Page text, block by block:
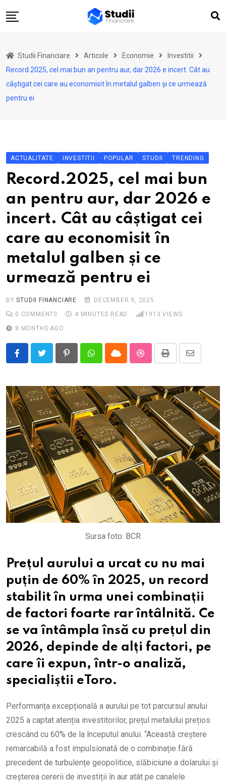
to
Actualitate
Investiții
Asigurări
Multimedia
Autori
Studii Financiare Articole Economie
Investitii
Record.2025, cel mai bun an pentru aur, dar 2026 e incert. Cât au
câștigat cei care au economisit în metalul galben și ce urmează
pentru ei
ACTUALITATE INVESTITII POPULAR STUDII TRENDING
Record.2025, cel mai bun
an pentru aur, dar 2026 e
incert. Cât au câștigat cei
care au economisit în
metalul galben și ce
urmează pentru ei
BYSTUDII FINANCIARE
DECEMBER 9, 2025
0 COMMENTS 4 MINUTES READ 1913 VIEWS
8 MONTHS AGO
PinterestWhatsappCloud StumbleUpon
Print
Share
Email
Sursa foto: BCR
Prețul aurului a urcat cu nu mai
puțin de 60% în 2025, un record
stabilit în urma unei combinații
de factori foarte rar întâlnită. Ce
se va întâmpla însă cu prețul din
2026, depinde de alți factori, pe
care îi expun, într-o analiză,
specialiștii eToro.
Performanța excepțională a aurului pe tot parcursul anului
2025 a captat atenția investitorilor, prețul metalului prețios
crescând cu 60% de la începutul anului. “Această creștere
remarcabilă a fost impulsionată de o combinație fără
precedent de turbulențe geopolitice, slăbiciune a dolarului și
creșterea cererii de investiții în aur atât pe canalele